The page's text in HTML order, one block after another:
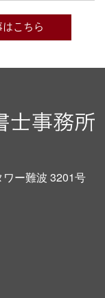
こちら
ー難波 3201号